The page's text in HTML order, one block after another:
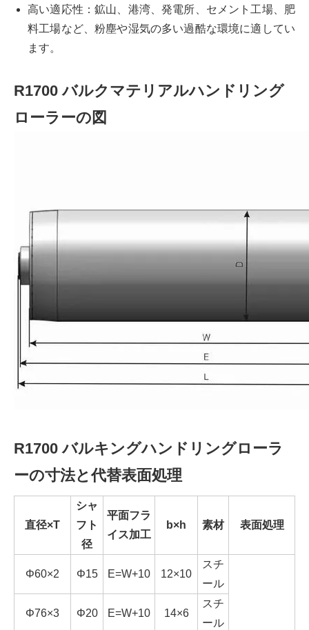
高い適応性：鉱山、港湾、発電所、セメント工場、肥
料工場など、粉塵や湿気の多い過酷な環境に適してい
ます。
R1700 バルクマテリアルハンドリング
ローラーの図
R1700 バルキングハンドリングローラ
ーの寸法と代替表面処理
直径×T
シャ
フト
径
平面フラ
イス加工
b×h 素材 表面処理
Φ60×2 Φ15 E=W+10 12×10
スチ
ール
Φ76×3 Φ20 E=W+10 14×6
スチ
ール